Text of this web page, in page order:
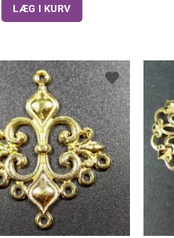
LÆG I KURV